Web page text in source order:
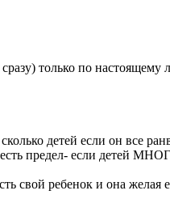
только по настоящему
детей если он все
предел- если детей
ребенок и она желая